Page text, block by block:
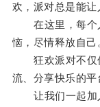
欢，派对总是能让
在这里，每个
恼，尽情释放自己
狂欢派对不仅
流、分享快乐的平
让我们一起加